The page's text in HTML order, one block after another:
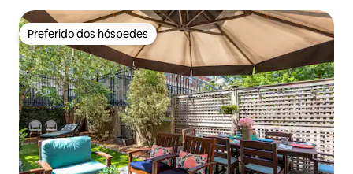
Preferido dos hóspedes
Preferido dos hóspedes